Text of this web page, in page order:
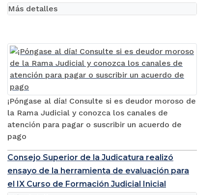
¡Póngase al día! Consulte si es deudor moroso de
la Rama Judicial y conozca los canales de
atención para pagar o suscribir un acuerdo de
pago
Más detalles
Consejo Superior de la Judicatura realizó
ensayo de la herramienta de evaluación para
el IX Curso de Formación Judicial Inicial